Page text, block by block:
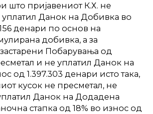
што пријавениот К.Х. не
уплатил Данок на Добивка во
денари по основ на
добивка, а за
Побарувања од
и не уплатил Данок на
од 1.397.303 денари исто така,
кусок не пресметал, не
Данок на Додадена
стапка од 18% во износ од